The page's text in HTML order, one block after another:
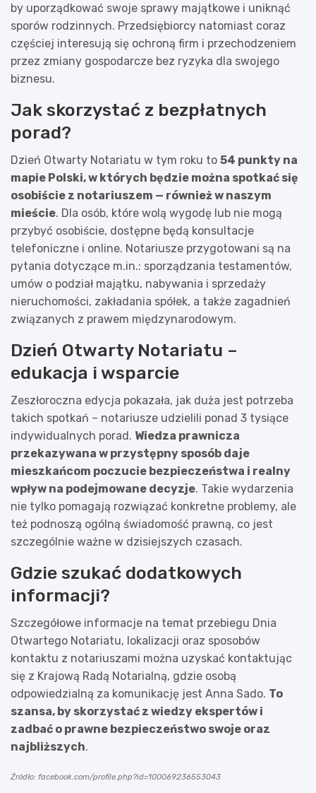
by uporządkować swoje sprawy majątkowe i uniknąć
sporów rodzinnych. Przedsiębiorcy natomiast coraz
częściej interesują się ochroną firm i przechodzeniem
przez zmiany gospodarcze bez ryzyka dla swojego
biznesu.
Jak skorzystać z bezpłatnych
porad?
Dzień Otwarty Notariatu w tym roku to 54 punkty na
mapie Polski, w których będzie można spotkać się
osobiście z notariuszem — również w naszym
mieście. Dla osób, które wolą wygodę lub nie mogą
przybyć osobiście, dostępne będą konsultacje
telefoniczne i online. Notariusze przygotowani są na
pytania dotyczące m.in.: sporządzania testamentów,
umów o podział majątku, nabywania i sprzedaży
nieruchomości, zakładania spółek, a także zagadnień
związanych z prawem międzynarodowym.
Dzień Otwarty Notariatu –
edukacja i wsparcie
Zeszłoroczna edycja pokazała, jak duża jest potrzeba
takich spotkań – notariusze udzielili ponad 3 tysiące
indywidualnych porad. Wiedza prawnicza
przekazywana w przystępny sposób daje
mieszkańcom poczucie bezpieczeństwa i realny
wpływ na podejmowane decyzje. Takie wydarzenia
nie tylko pomagają rozwiązać konkretne problemy, ale
też podnoszą ogólną świadomość prawną, co jest
szczególnie ważne w dzisiejszych czasach.
Gdzie szukać dodatkowych
informacji?
Szczegółowe informacje na temat przebiegu Dnia
Otwartego Notariatu, lokalizacji oraz sposobów
kontaktu z notariuszami można uzyskać kontaktując
się z Krajową Radą Notarialną, gdzie osobą
odpowiedzialną za komunikację jest Anna Sado. To
szansa, by skorzystać z wiedzy ekspertów i
zadbać o prawne bezpieczeństwo swoje oraz
najbliższych.
Źródło: facebook.com/profile.php?id=100069236553043